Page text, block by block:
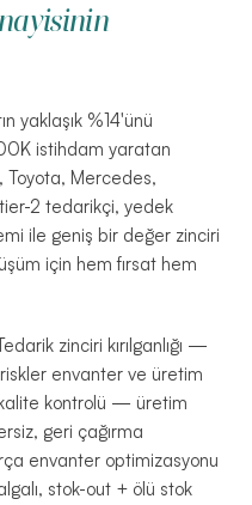
yaklaşık %14'ünü
istihdam yaratan
Toyota, Mercedes,
2 tedarikçi, yedek
ile geniş bir değer zinciri
için hem fırsat hem
zinciri kırılganlığı —
envanter ve üretim
kalite kontrolü — üretim
geri çağırma
envanter optimizasyonu
stok-out + ölü stok